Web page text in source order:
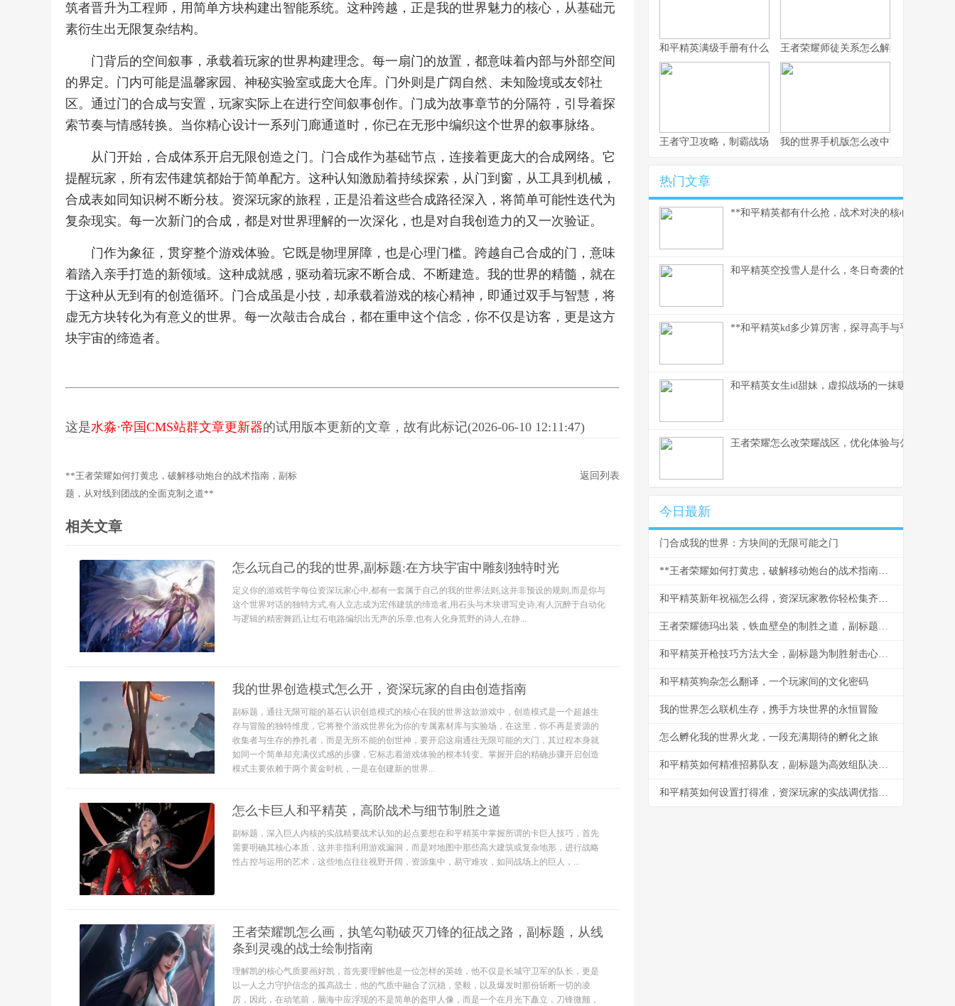
筑者晋升为工程师，用简单方块构建出智能系统。这种跨越，正是我的世界魅力的核心，从基础元
素衍生出无限复杂结构。
门背后的空间叙事，承载着玩家的世界构建理念。每一扇门的放置，都意味着内部与外部空间
的界定。门内可能是温馨家园、神秘实验室或庞大仓库。门外则是广阔自然、未知险境或友邻社
区。通过门的合成与安置，玩家实际上在进行空间叙事创作。门成为故事章节的分隔符，引导着探
索节奏与情感转换。当你精心设计一系列门廊通道时，你已在无形中编织这个世界的叙事脉络。
从门开始，合成体系开启无限创造之门。门合成作为基础节点，连接着更庞大的合成网络。它
提醒玩家，所有宏伟建筑都始于简单配方。这种认知激励着持续探索，从门到窗，从工具到机械，
合成表如同知识树不断分枝。资深玩家的旅程，正是沿着这些合成路径深入，将简单可能性迭代为
复杂现实。每一次新门的合成，都是对世界理解的一次深化，也是对自我创造力的又一次验证。
门作为象征，贯穿整个游戏体验。它既是物理屏障，也是心理门槛。跨越自己合成的门，意味
着踏入亲手打造的新领域。这种成就感，驱动着玩家不断合成、不断建造。我的世界的精髓，就在
于这种从无到有的创造循环。门合成虽是小技，却承载着游戏的核心精神，即通过双手与智慧，将
虚无方块转化为有意义的世界。每一次敲击合成台，都在重申这个信念，你不仅是访客，更是这方
块宇宙的缔造者。
这是水淼·帝国CMS站群文章更新器的试用版本更新的文章，故有此标记(2026-06-10 12:11:47)
**王者荣耀如何打黄忠，破解移动炮台的战术指南，副标
题，从对线到团战的全面克制之道**
返回列表
相关文章
怎么玩自己的我的世界,副标题:在方块宇宙中雕刻独特时光
定义你的游戏哲学每位资深玩家心中,都有一套属于自己的我的世界法则,这并非预设的规则,而是你与
这个世界对话的独特方式,有人立志成为宏伟建筑的缔造者,用石头与木块谱写史诗,有人沉醉于自动化
与逻辑的精密舞蹈,让红石电路编织出无声的乐章,也有人化身荒野的诗人,在静...
我的世界创造模式怎么开，资深玩家的自由创造指南
副标题，通往无限可能的基石认识创造模式的核心在我的世界这款游戏中，创造模式是一个超越生
存与冒险的独特维度，它将整个游戏世界化为你的专属素材库与实验场，在这里，你不再是资源的
收集者与生存的挣扎者，而是无所不能的创世神，要开启这扇通往无限可能的大门，其过程本身就
如同一个简单却充满仪式感的步骤，它标志着游戏体验的根本转变。掌握开启的精确步骤开启创造
模式主要依赖于两个黄金时机，一是在创建新的世界...
怎么卡巨人和平精英，高阶战术与细节制胜之道
副标题，深入巨人内核的实战精要战术认知的起点要想在和平精英中掌握所谓的卡巨人技巧，首先
需要明确其核心本质，这并非指利用游戏漏洞，而是对地图中那些高大建筑或复杂地形，进行战略
性占控与运用的艺术，这些地点往往视野开阔，资源集中，易守难攻，如同战场上的巨人，...
王者荣耀凯怎么画，执笔勾勒破灭刀锋的征战之路，副标题，从线
条到灵魂的战士绘制指南
理解凯的核心气质要画好凯，首先要理解他是一位怎样的英雄，他不仅是长城守卫军的队长，更是
以一人之力守护信念的孤高战士，他的气质中融合了沉稳，坚毅，以及爆发时那份斩断一切的凌
厉，因此，在动笔前，脑海中应浮现的不是简单的盔甲人像，而是一个在月光下矗立，刀锋微颤，
和平精英满级手册有什么用，解锁巅峰体验的多维钥匙
王者荣耀师徒关系怎么解除，游戏情谊
王者守卫攻略，制霸战场的不败法则，副标题，资深玩家的战术精
我的世界手机版怎么改中文，一份玩家
热门文章
**和平精英都有什么抢，战术对决的核心武器库**
和平精英空投雪人是什么，冬日奇袭的惊喜彩蛋
**和平精英kd多少算厉害，探寻高手与平民的真实
和平精英女生id甜妹，虚拟战场的一抹暖色，副标
王者荣耀怎么改荣耀战区，优化体验与公平之路
今日最新
门合成我的世界：方块间的无限可能之门
**王者荣耀如何打黄忠，破解移动炮台的战术指南，副标题，从对线到团战的全面克制之道**
和平精英新年祝福怎么得，资深玩家教你轻松集齐贺岁福利
王者荣耀德玛出装，铁血壁垒的制胜之道，副标题为峡谷坦王的装备哲学
和平精英开枪技巧方法大全，副标题为制胜射击心得分享
和平精英狗杂怎么翻译，一个玩家间的文化密码
我的世界怎么联机生存，携手方块世界的永恒冒险
怎么孵化我的世界火龙，一段充满期待的孵化之旅
和平精英如何精准招募队友，副标题为高效组队决胜战场秘诀
和平精英如何设置打得准，资深玩家的实战调优指南，副标题，从灵敏度到战术意识的全面精解